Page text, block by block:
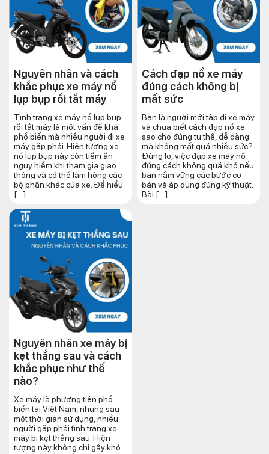
Nguyên nhân và cách
khắc phục xe máy nổ
lụp bụp rồi tắt máy
Tình trạng xe máy nổ lụp bụp
rồi tắt máy là một vấn đề khá
phổ biến mà nhiều người đi xe
máy gặp phải. Hiện tượng xe
nổ lụp bụp này còn tiềm ẩn
nguy hiểm khi tham gia giao
thông và có thể làm hỏng các
bộ phận khác của xe. Để hiểu
[…]
Cách đạp nổ xe máy
đúng cách​ không bị
mất sức
Bạn là người mới tập đi xe máy
và chưa biết cách đạp nổ xe
sao cho đúng tư thế, dễ dàng
mà không mất quá nhiều sức?
Đừng lo, việc đạp xe máy nổ
đúng cách không quá khó nếu
bạn nắm vững các bước cơ
bản và áp dụng đúng kỹ thuật.
Bài […]
Nguyên nhân xe máy bị
kẹt thắng sau và cách
khắc phục như thế
nào?
Xe máy là phương tiện phổ
biến tại Việt Nam, nhưng sau
một thời gian sử dụng, nhiều
người gặp phải tình trạng xe
máy bị kẹt thắng sau. Hiện
tượng này không chỉ gây khó